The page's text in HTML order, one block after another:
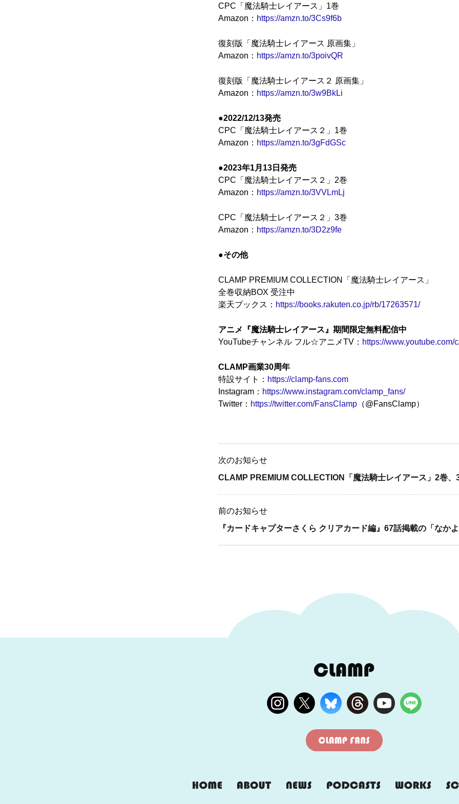
CPC「魔法騎士レイアース」1巻
Amazon： https://amzn.to/3Cs9f6b
復刻版「魔法騎士レイアース 原画集」
Amazon： https://amzn.to/3poivQR
復刻版「魔法騎士レイアース２ 原画集」
Amazon： https://amzn.to/3w9BkLi
●2022/12/13発売
CPC「魔法騎士レイアース２」1巻
Amazon： https://amzn.to/3gFdGSc
●2023年1月13日発売
CPC「魔法騎士レイアース２」2巻
Amazon： https://amzn.to/3VVLmLj
CPC「魔法騎士レイアース２」3巻
Amazon： https://amzn.to/3D2z9fe
●その他
CLAMP PREMIUM COLLECTION「魔法騎士レイアース」
全巻収納BOX 受注中
楽天ブックス： https://books.rakuten.co.jp/rb/17263571/
アニメ『魔法騎士レイアース』期間限定無料配信中
YouTubeチャンネル フル☆アニメTV： https://www.youtube.com/
CLAMP画業30周年
特設サイト： https://clamp-fans.com
Instagram： https://www.instagram.com/clamp_fans/
Twitter： https://twitter.com/FansClamp （@FansClamp）
次のお知らせ
CLAMP PREMIUM COLLECTION「魔法騎士レイアース」2巻、
前のお知らせ
『カードキャプターさくら クリアカード編』67話掲載の「なか